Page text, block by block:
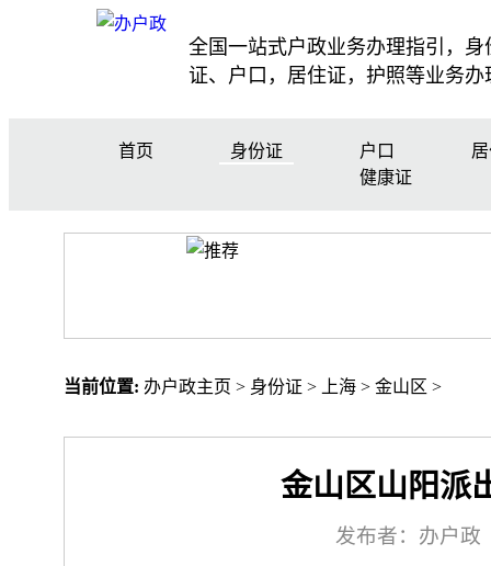
全国一站式户政业务办理指引，身
证、户口，居住证，护照等业务办
首页 身份证 户口
健康证
当前位置: 办户政主页 > 身份证 > 上海 > 金山区 >
金山区山阳派
发布者：办户政